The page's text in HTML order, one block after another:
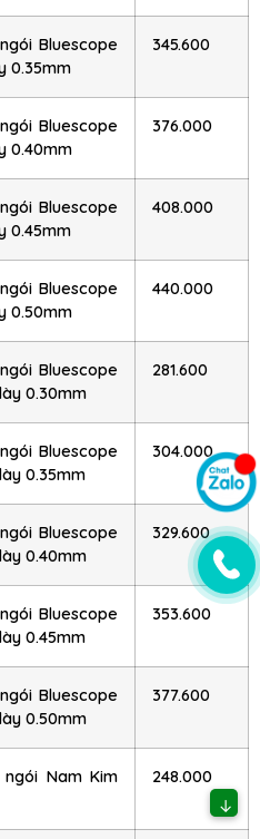
Bluescope
0.35mm
345.600
Bluescope
0.40mm
376.000
Bluescope
0.45mm
408.000
Bluescope
0.50mm
440.000
Bluescope
0.30mm
281.600
Bluescope
0.35mm
304.000
Bluescope
0.40mm
329.600
Bluescope
0.45mm
353.600
Bluescope
0.50mm
377.600
Nam Kim
248.000
↓